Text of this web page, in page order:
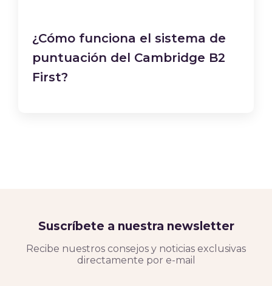
¿Cómo funciona el sistema de
puntuación del Cambridge B2
First?
Suscríbete a nuestra newsletter
Recibe nuestros consejos y noticias exclusivas
directamente por e-mail